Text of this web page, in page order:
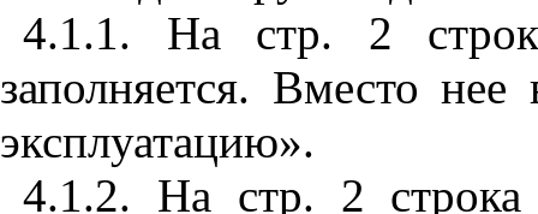
4.1.1. На стр. 2
заполняется. Вместо
эксплуатацию».
4.1.2. На стр. 2